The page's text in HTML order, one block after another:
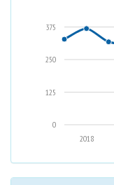
0
125
250
375
2018